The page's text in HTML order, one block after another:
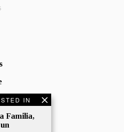
IN
Familia,